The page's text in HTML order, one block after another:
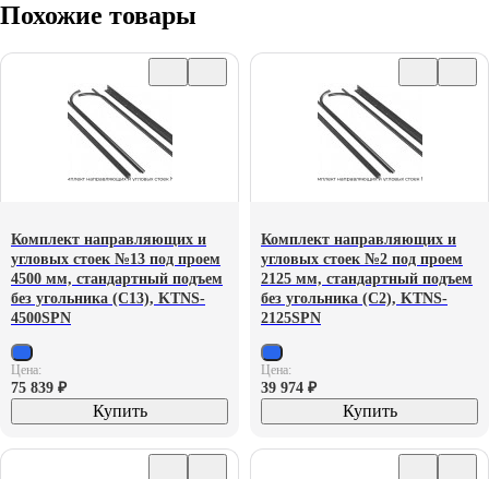
Похожие товары
Комплект направляющих и
угловых стоек №13 под проем
4500 мм, стандартный подъем
без угольника (С13), KTNS-
4500SPN
Цена:
75 839 ₽
Купить
Комплект направляющих и
угловых стоек №2 под проем
2125 мм, стандартный подъем
без угольника (С2), KTNS-
2125SPN
Цена:
39 974 ₽
Купить